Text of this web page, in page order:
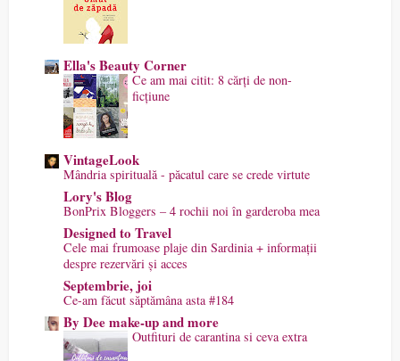
Ella's Beauty Corner
Ce am mai citit: 8 cărți de non-
ficțiune
VintageLook
Mândria spirituală - păcatul care se crede virtute
Lory's Blog
BonPrix Bloggers – 4 rochii noi în garderoba mea
Designed to Travel
Cele mai frumoase plaje din Sardinia + informații
despre rezervări și acces
Septembrie, joi
Ce-am făcut săptămâna asta #184
By Dee make-up and more
Outfituri de carantina si ceva extra